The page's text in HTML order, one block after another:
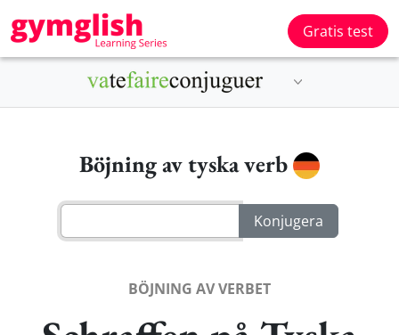
Gratis test
Böjning av tyska verb
BÖJNING AV VERBET